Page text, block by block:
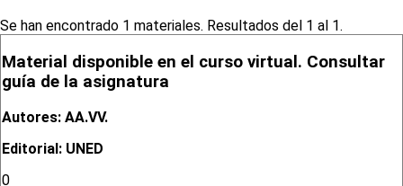
Se han encontrado 1 materiales. Resultados del 1 al 1.
Material disponible en el curso virtual. Consultar
guía de la asignatura
Autores: AA.VV.
Editorial: UNED
0